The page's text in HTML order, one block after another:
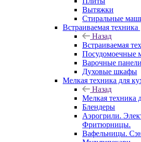
Вытяжки
Стиральные
Встраиваемая техника
Назад
Встраиваемая
Посудомоечные
Варочные панели
Духовые шкафы
Мелкая техника для
Назад
Мелкая техника
Блендеры
Аэрогрили.
Фритюрницы.
Вафельницы.